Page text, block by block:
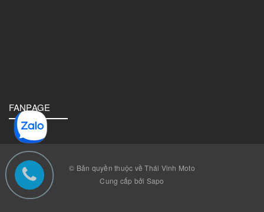
FANPAGE
© Bản quyền thuộc về Thái Vinh Moto
Cung cấp bởi Sapo